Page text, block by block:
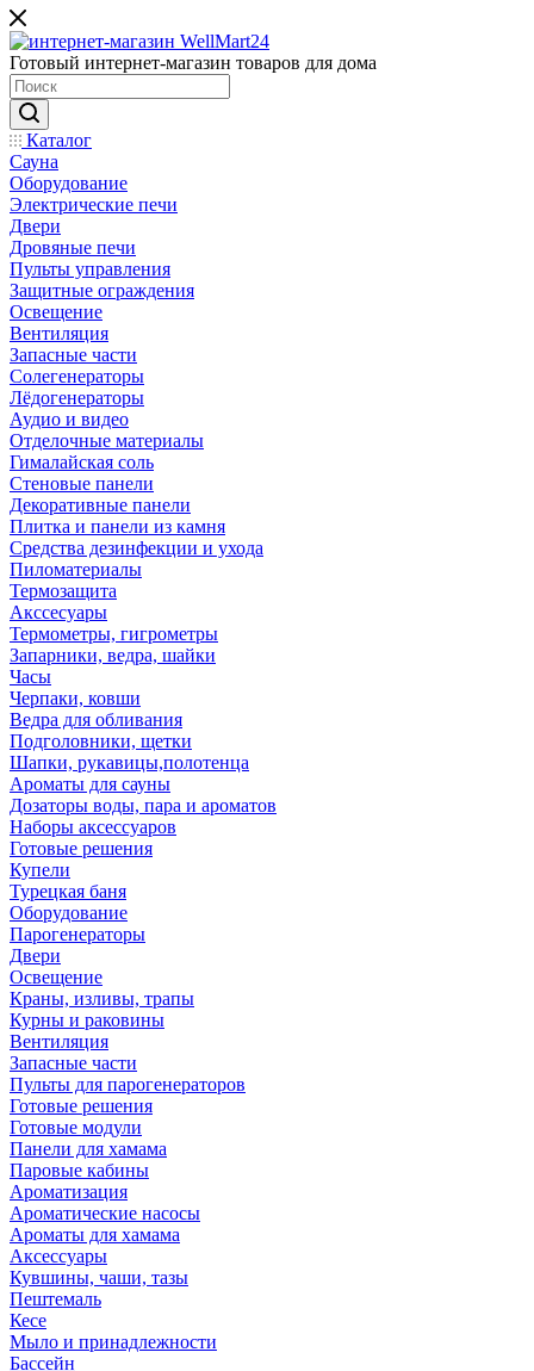
Готовый интернет-магазин товаров для дома
Каталог
Сауна
Оборудование
Электрические печи
Двери
Дровяные печи
Пульты управления
Защитные ограждения
Освещение
Вентиляция
Запасные части
Солегенераторы
Лёдогенераторы
Аудио и видео
Отделочные материалы
Гималайская соль
Стеновые панели
Декоративные панели
Плитка и панели из камня
Средства дезинфекции и ухода
Пиломатериалы
Термозащита
Аксcесуары
Термометры, гигрометры
Запарники, ведра, шайки
Часы
Черпаки, ковши
Ведра для обливания
Подголовники, щетки
Шапки, рукавицы,полотенца
Ароматы для сауны
Дозаторы воды, пара и ароматов
Наборы аксессуаров
Готовые решения
Купели
Турецкая баня
Оборудование
Парогенераторы
Двери
Освещение
Краны, изливы, трапы
Курны и раковины
Вентиляция
Запасные части
Пульты для парогенераторов
Готовые решения
Готовые модули
Панели для хамама
Паровые кабины
Ароматизация
Ароматические насосы
Ароматы для хамама
Аксессуары
Кувшины, чаши, тазы
Пештемаль
Кесе
Мыло и принадлежности
Бассейн